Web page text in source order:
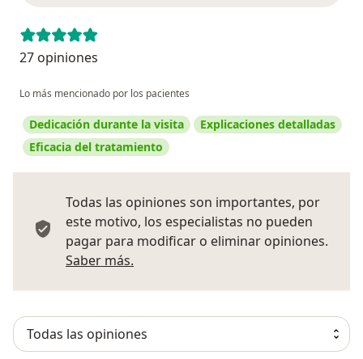
27 opiniones
Lo más mencionado por los pacientes
Dedicación durante la visita
Explicaciones detalladas
Eficacia del tratamiento
Todas las opiniones son importantes, por
este motivo, los especialistas no pueden
pagar para modificar o eliminar opiniones.
Saber más.